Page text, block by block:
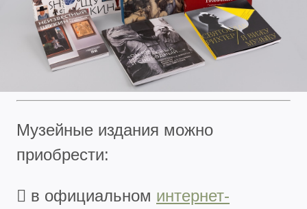
Музейные издания можно
приобрести:
 в официальном интернет-